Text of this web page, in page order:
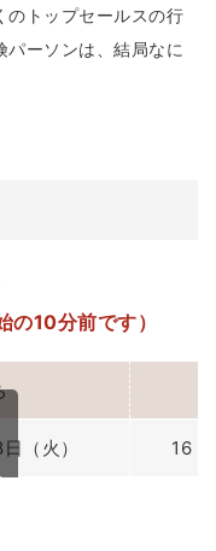
のトップセールスの行
パーソンは、結局なに
の10分前です）
（火） 16